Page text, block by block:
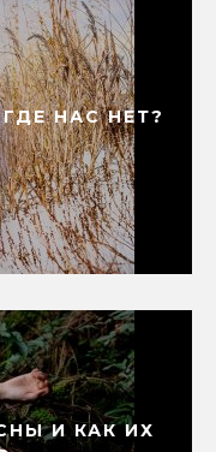
НАС НЕТ?
И КАК ИХ